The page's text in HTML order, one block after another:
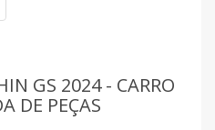
GS 2024 - CARRO
DE PEÇAS